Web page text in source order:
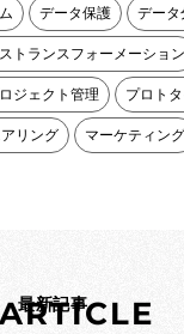
データ保護 データ
トランスフォーメーション
ジェクト管理 プロト
リング マーケティング
ARTICLE
最新記事